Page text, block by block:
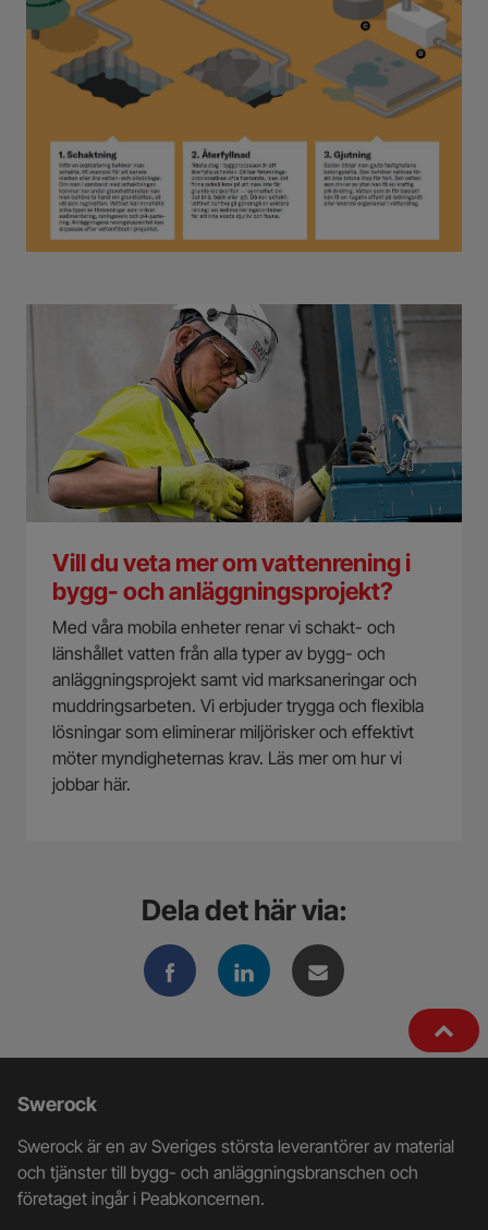
Vill du veta mer om vattenrening i
bygg- och anläggningsprojekt?
Med våra mobila enheter renar vi schakt- och
länshållet vatten från alla typer av bygg- och
anläggningsprojekt samt vid marksaneringar och
muddringsarbeten. Vi erbjuder trygga och flexibla
lösningar som eliminerar miljörisker och effektivt
möter myndigheternas krav. Läs mer om hur vi
jobbar här.
Dela det här via:
Ytterligare
information
och
kontaktuppgifter
Swerock
Swerock är en av Sveriges största leverantörer av material
och tjänster till bygg- och anläggningsbranschen och
företaget ingår i Peabkoncernen.